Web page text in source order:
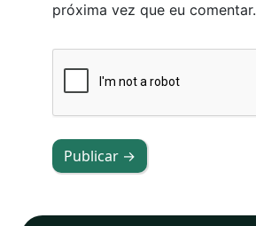
próxima vez que eu comentar.
Publicar →